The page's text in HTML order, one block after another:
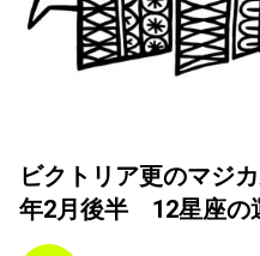
ビクトリア更のマジ
年2月後半 12星座の